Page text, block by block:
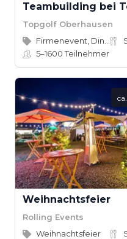
Topgolf Oberhausen
5–1600Teilnehmer
ca.
Weihnachtsfeier
Rolling Events
Weihnachtsfeier